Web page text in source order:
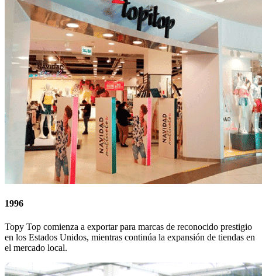
1996
Topy Top comienza a exportar para marcas de reconocido prestigio
en los Estados Unidos, mientras continúa la expansión de tiendas en
el mercado local.